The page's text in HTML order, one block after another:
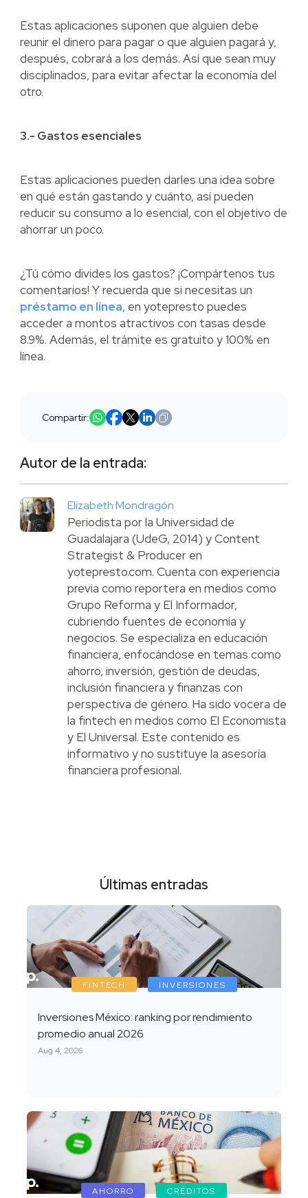
Estas aplicaciones suponen que alguien debe
reunir el dinero para pagar o que alguien pagará y,
después, cobrará a los demás. Así que sean muy
disciplinados, para evitar afectar la economía del
otro.
3.- Gastos esenciales
Estas aplicaciones pueden darles una idea sobre
en qué están gastando y cuánto, así pueden
reducir su consumo a lo esencial, con el objetivo de
ahorrar un poco.
¿Tú cómo divides los gastos? ¡Compártenos tus
comentarios! Y recuerda que si necesitas un
préstamo en línea, en yotepresto puedes
acceder a montos atractivos con tasas desde
8.9%. Además, el trámite es gratuito y 100% en
línea.
Compartir:
Autor de la entrada:
Elizabeth Mondragón
Periodista por la Universidad de
Guadalajara (UdeG, 2014) y Content
Strategist & Producer en
yotepresto.com. Cuenta con experiencia
previa como reportera en medios como
Grupo Reforma y El Informador,
cubriendo fuentes de economía y
negocios. Se especializa en educación
financiera, enfocándose en temas como
ahorro, inversión, gestión de deudas,
inclusión financiera y finanzas con
perspectiva de género. Ha sido vocera de
la fintech en medios como El Economista
y El Universal. Este contenido es
informativo y no sustituye la asesoría
financiera profesional.
Últimas entradas
FINTECH INVERSIONES
Inversiones México: ranking por rendimiento
promedio anual 2026
Aug 4, 2026
AHORRO CRÉDITOS